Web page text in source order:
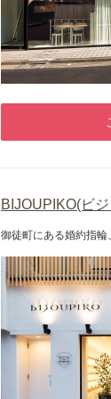
BIJOUPIKO(ビ
御徒町にある婚約指輪